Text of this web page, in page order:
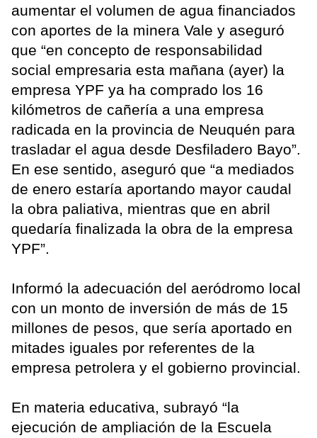
aumentar el volumen de agua financiados
con aportes de la minera Vale y aseguró
que “en concepto de responsabilidad
social empresaria esta mañana (ayer) la
empresa YPF ya ha comprado los 16
kilómetros de cañería a una empresa
radicada en la provincia de Neuquén para
trasladar el agua desde Desfiladero Bayo”.
En ese sentido, aseguró que “a mediados
de enero estaría aportando mayor caudal
la obra paliativa, mientras que en abril
quedaría finalizada la obra de la empresa
YPF”.
Informó la adecuación del aeródromo local
con un monto de inversión de más de 15
millones de pesos, que sería aportado en
mitades iguales por referentes de la
empresa petrolera y el gobierno provincial.
En materia educativa, subrayó “la
ejecución de ampliación de la Escuela